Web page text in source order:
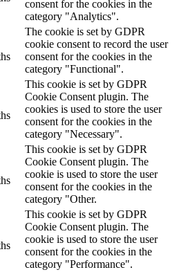
consent for the cookies in the
category "Analytics".
The cookie is set by GDPR
cookie consent to record the user
consent for the cookies in the
category "Functional".
This cookie is set by GDPR
Cookie Consent plugin. The
cookies is used to store the user
consent for the cookies in the
category "Necessary".
This cookie is set by GDPR
Cookie Consent plugin. The
cookie is used to store the user
consent for the cookies in the
category "Other.
This cookie is set by GDPR
Cookie Consent plugin. The
cookie is used to store the user
consent for the cookies in the
category "Performance".